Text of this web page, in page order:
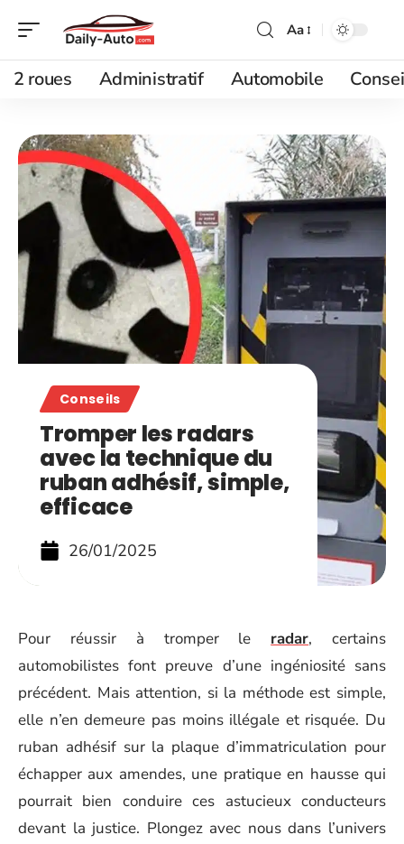
Aa
2 roues Administratif Automobile
Conseils
Tromper les radars
avec la technique du
ruban adhésif, simple,
efficace
26/01/2025
Pour réussir à tromper le radar, certains
automobilistes font preuve d’une ingéniosité sans
précédent. Mais attention, si la méthode est simple,
elle n’en demeure pas moins illégale et risquée. Du
ruban adhésif sur la plaque d’immatriculation pour
échapper aux amendes, une pratique en hausse qui
pourrait bien conduire ces astucieux conducteurs
devant la justice. Plongez avec nous dans l’univers